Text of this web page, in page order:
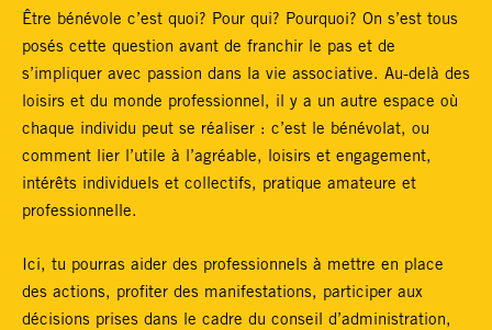
Être bénévole c’est quoi? Pour qui? Pourquoi? On s’est tous
posés cette question avant de franchir le pas et de
s’impliquer avec passion dans la vie associative. Au-delà des
loisirs et du monde professionnel, il y a un autre espace où
chaque individu peut se réaliser : c’est le bénévolat, ou
comment lier l’utile à l’agréable, loisirs et engagement,
intérêts individuels et collectifs, pratique amateure et
professionnelle.
Ici, tu pourras aider des professionnels à mettre en place
des actions, profiter des manifestations, participer aux
décisions prises dans le cadre du conseil d’administration,